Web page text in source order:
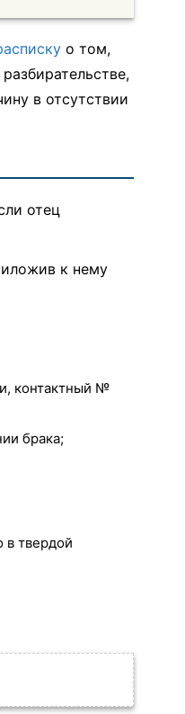
о том,
в отсутствии
отец
к нему
контактный №
брака;
в твердой